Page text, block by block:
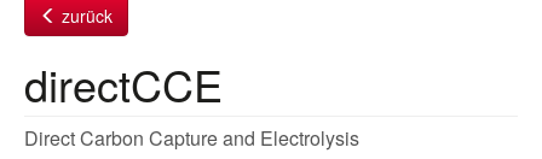
zurück
directCCE
Direct Carbon Capture and Electrolysis